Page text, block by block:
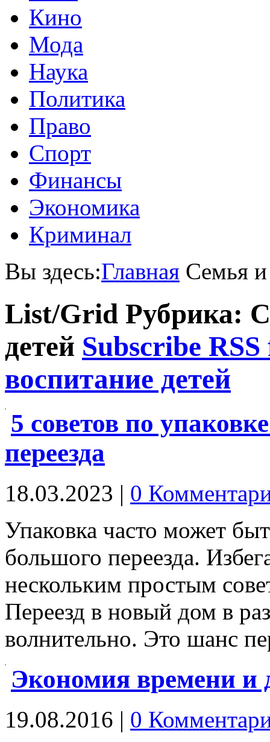
Кино
Мода
Наука
Политика
Право
Спорт
Финансы
Экономика
Криминал
Вы здесь:Главная Семья и
List/Grid Рубрика:
детей Subscribe
воспитание детей
5 советов по
переезда
18.03.2023 | 0
Упаковка часто может
большого переезда.
нескольким простым
Переезд в новый дом в
волнительно. Это шанс
Экономия времени и
19.08.2016 | 0